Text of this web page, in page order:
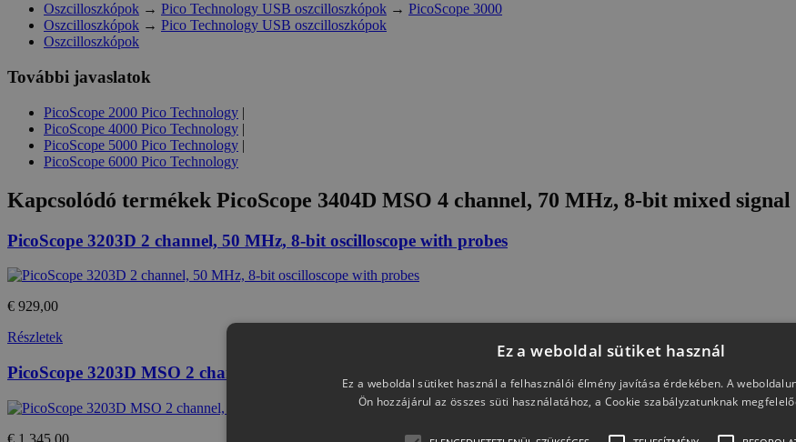
Oszcilloszkópok → Pico Technology USB oszcilloszkópok → PicoScope 3000
Oszcilloszkópok → Pico Technology USB oszcilloszkópok
Oszcilloszkópok
További javaslatok
PicoScope 2000 Pico Technology |
PicoScope 4000 Pico Technology |
PicoScope 5000 Pico Technology |
PicoScope 6000 Pico Technology
Kapcsolódó termékek PicoScope 3404D MSO 4 channel, 70 MHz, 8-bit mixed
PicoScope 3203D 2 channel, 50 MHz, 8-bit oscilloscope with probes
€ 929,00
Részletek
PicoScope 3203D MSO 2 channel, 50 MHz, 8-bit mixed signal oscilloscope with probes
€ 1 345,00
Ez a weboldal sütiket használ
Ez a weboldal sütiket használ a felhasználói élmény javítása érdekében. A
Ön hozzájárul az összes süti használatához, a Cookie szabályzatunknak